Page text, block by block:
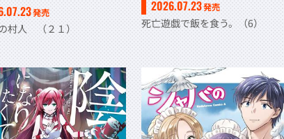
発売
村人 （２１）
2026.07.23発売
死亡遊戯で飯を食う。（6）